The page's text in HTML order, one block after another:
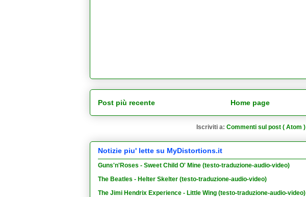
Post più recente Home page
Iscriviti a: Commenti sul post ( Atom )
Notizie piu' lette su MyDistortions.it
Guns'n'Roses - Sweet Child O' Mine (testo-traduzione-audio-video)
The Beatles - Helter Skelter (testo-traduzione-audio-video)
The Jimi Hendrix Experience - Little Wing (testo-traduzione-audio-video)